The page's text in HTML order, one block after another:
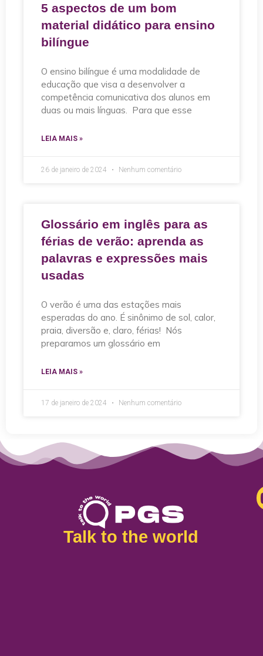
5 aspectos de um bom
material didático para ensino
bilíngue
O ensino bilíngue é uma modalidade de
educação que visa a desenvolver a
competência comunicativa dos alunos em
duas ou mais línguas. Para que esse
LEIA MAIS »
26 de janeiro de 2024 Nenhum comentário
Glossário em inglês para as
férias de verão: aprenda as
palavras e expressões mais
usadas
O verão é uma das estações mais
esperadas do ano. É sinônimo de sol, calor,
praia, diversão e, claro, férias! Nós
preparamos um glossário em
LEIA MAIS »
17 de janeiro de 2024 Nenhum comentário
Talk to the world